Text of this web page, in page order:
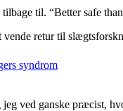
syndrom
til. “Better safe
vende retur til
ved ganske præcist,